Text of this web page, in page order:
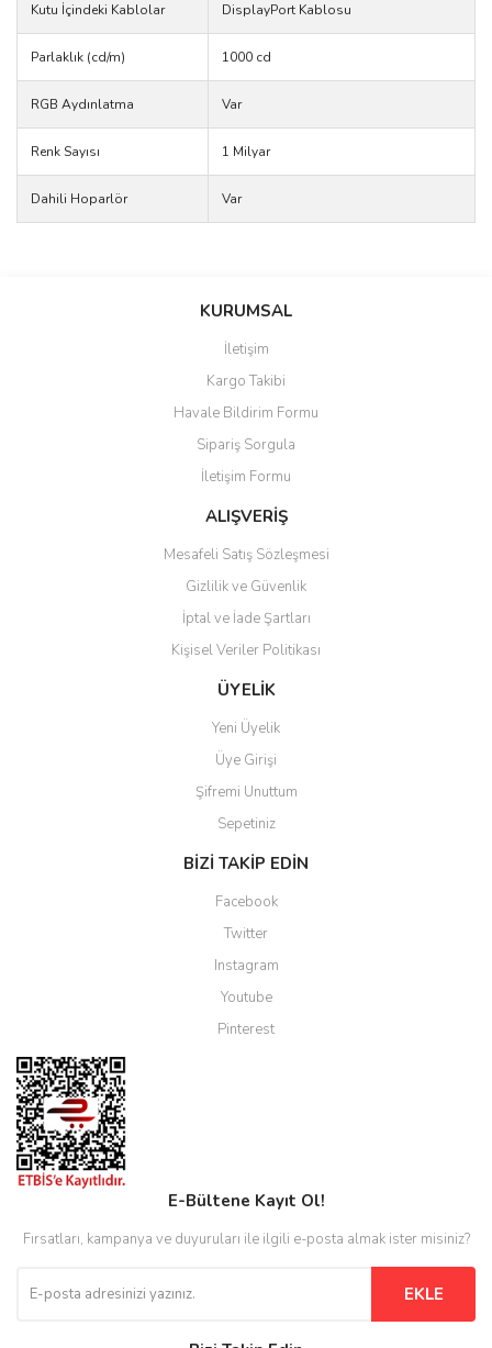
Kutu İçindeki Kablolar DisplayPort Kablosu
Parlaklık (cd/m) 1000 cd
RGB Aydınlatma Var
Renk Sayısı 1 Milyar
Dahili Hoparlör Var
Bu ürüne ilk yorumu siz yapın!
Ürün hakkında henüz soru sorulmamış.
Ürün resmi kalitesiz, bozuk veya görüntülenemiyor.
Ürün açıklamasında eksik bilgiler bulunuyor.
Ürün bilgilerinde hatalar bulunuyor.
Ürün fiyatı diğer sitelerden daha pahalı.
Bu ürüne benzer farklı alternatifler olmalı.
Gönder
KURUMSAL
İletişim
Kargo Takibi
Havale Bildirim Formu
Sipariş Sorgula
İletişim Formu
ALIŞVERİŞ
Mesafeli Satış Sözleşmesi
Gizlilik ve Güvenlik
İptal ve İade Şartları
Kişisel Veriler Politikası
ÜYELİK
Yeni Üyelik
Üye Girişi
Şifremi Unuttum
Sepetiniz
BİZİ TAKİP EDİN
Facebook
Twitter
Instagram
Youtube
Pinterest
E-Bültene Kayıt Ol!
Fırsatları, kampanya ve duyuruları ile ilgili e-posta almak ister misiniz?
EKLE